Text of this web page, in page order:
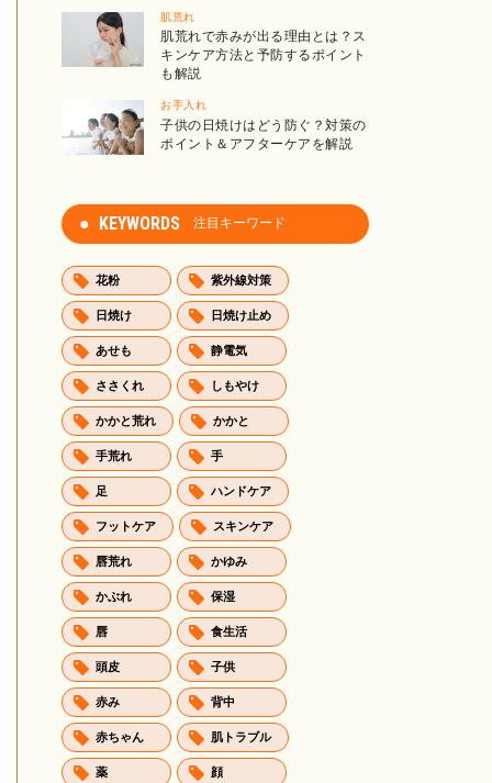
肌荒れ
肌荒れで赤みが出る理由とは？ス
キンケア方法と予防するポイント
も解説
お手入れ
子供の日焼けはどう防ぐ？対策の
ポイント＆アフターケアを解説
KEYWORDS 注目キーワード
花粉 紫外線対策
日焼け 日焼け止め
あせも 静電気
ささくれ しもやけ
かかと荒れ かかと
手荒れ 手
足 ハンドケア
フットケア スキンケア
唇荒れ かゆみ
かぶれ 保湿
唇 食生活
頭皮 子供
赤み 背中
赤ちゃん 肌トラブル
薬 顔